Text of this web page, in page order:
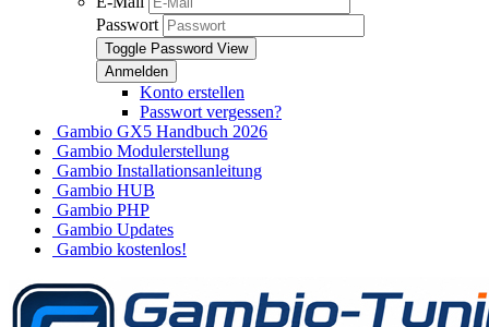
Passwort
Toggle Password View
Konto erstellen
Passwort vergessen?
Gambio GX5 Handbuch 2026
Gambio Modulerstellung
Gambio Installationsanleitung
Gambio HUB
Gambio PHP
Gambio Updates
Gambio kostenlos!